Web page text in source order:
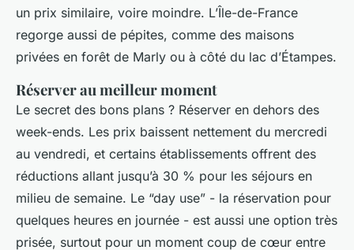
un prix similaire, voire moindre. L’Île-de-France
regorge aussi de pépites, comme des maisons
privées en forêt de Marly ou à côté du lac d’Étampes.
Réserver au meilleur moment
Le secret des bons plans ? Réserver en dehors des
week-ends. Les prix baissent nettement du mercredi
au vendredi, et certains établissements offrent des
réductions allant jusqu’à 30 % pour les séjours en
milieu de semaine. Le “day use” - la réservation pour
quelques heures en journée - est aussi une option très
prisée, surtout pour un moment coup de cœur entre